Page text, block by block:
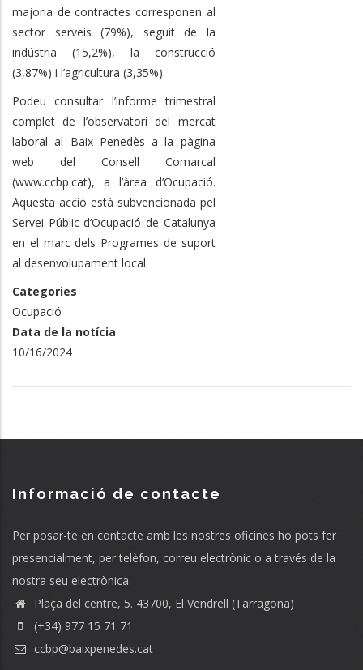
majoria de contractes corresponen al
sector serveis (79%), seguit de la
indústria (15,2%), la construcció
(3,87%) i l’agricultura (3,35%).
Podeu consultar l’informe trimestral
complet de l’observatori del mercat
laboral al Baix Penedès a la pàgina
web del Consell Comarcal
(www.ccbp.cat), a l’àrea d’Ocupació.
Aquesta acció està subvencionada pel
Servei Públic d’Ocupació de Catalunya
en el marc dels Programes de suport
al desenvolupament local.
Categories
Ocupació
Data de la notícia
10/16/2024
Informació de contacte
Per posar-te en contacte amb les nostres oficines ho pots fer
presencialment, per telèfon, correu electrònic o a través de la
nostra seu electrònica.
Plaça del centre, 5. 43700, El Vendrell (Tarragona)
(+34) 977 15 71 71
ccbp@baixpenedes.cat